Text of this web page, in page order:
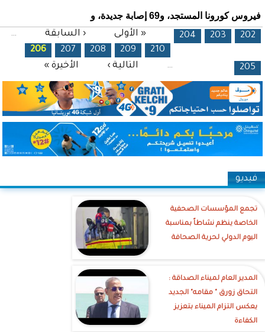
فيروس كورونا المستجد، و69 إصابة جديدة، و
الصفحات
« الأولى ‹ السابقة … 202
203
204
205
206 207 208 209
210
…
التالية › الأخيرة »
فيديو
تجمع المؤسسات الصحفية
الخاصة ينظم نشاطاً بمناسبة
اليوم الدولي لحرية الصحافة
‎المدير العام لميناء الصداقة :
التحاق زورق " مقامه" الجديد
يعكس التزام الميناء بتعزيز
الكفاءة